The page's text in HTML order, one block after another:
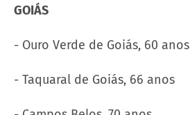
GOIÁS
- Ouro Verde de Goiás, 60 anos
- Taquaral de Goiás, 66 anos